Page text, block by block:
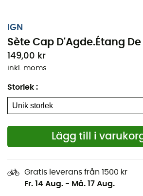
IGN
Sète Cap D'Agde.Étang
149,00 kr
inkl. moms
Storlek :
Lägg till i
Gratis leverans från 1500 kr
Fr. 14 Aug. - Må. 17 Aug.
Oavsett om det handlar om några
lång utforskning, kommer den
Denna IGN-karta (skala 1:25 000) är
innehåller alla nödvändiga detaljer